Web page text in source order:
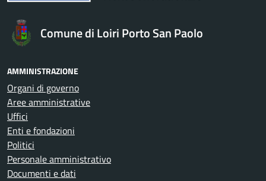
Comune di Loiri Porto San Paolo
AMMINISTRAZIONE
Organi di governo
Aree amministrative
Uffici
Enti e fondazioni
Politici
Personale amministrativo
Documenti e dati